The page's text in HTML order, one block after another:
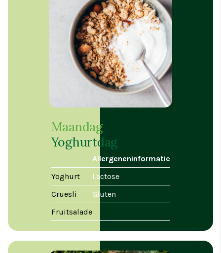
Maandag
Yoghurtdag
Allergeneninformatie
Yoghurt
Lactose
Cruesli
Gluten
Fruitsalade